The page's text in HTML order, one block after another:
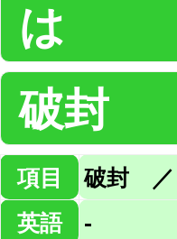
は
破封
項目
破封
英語
-